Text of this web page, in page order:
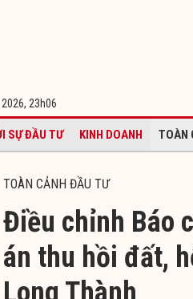
23h06
SỰ ĐẦU TƯ KINH DOANH TOÀN
TOÀN CẢNH ĐẦU TƯ
Điều chỉnh Báo
án thu hồi đất,